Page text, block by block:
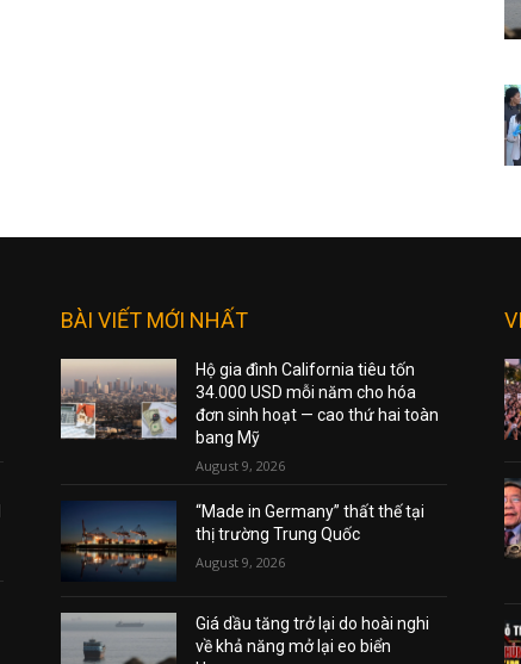
BÀI VIẾT MỚI NHẤT
Hộ gia đình California tiêu tốn
34.000 USD mỗi năm cho hóa
đơn sinh hoạt — cao thứ hai toàn
bang Mỹ
August 9, 2026
“Made in Germany” thất thế tại
thị trường Trung Quốc
August 9, 2026
Giá dầu tăng trở lại do hoài nghi
về khả năng mở lại eo biển